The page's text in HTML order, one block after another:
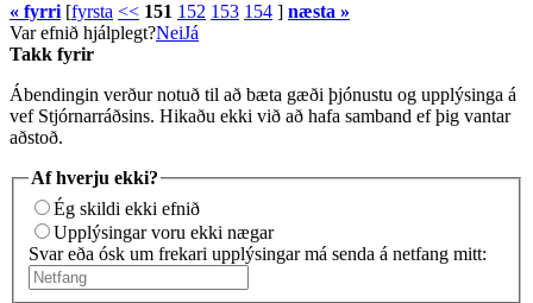
« fyrri [fyrsta << 151 152 153 154 ] næsta »
Var efnið hjálplegt?NeiJá
Takk fyrir
Ábendingin verður notuð til að bæta gæði þjónustu og upplýsinga á
vef Stjórnarráðsins. Hikaðu ekki við að hafa samband ef þig vantar
aðstoð.
Af hverju ekki?
Ég skildi ekki efnið
Upplýsingar voru ekki nægar
Svar eða ósk um frekari upplýsingar má senda á netfang mitt: